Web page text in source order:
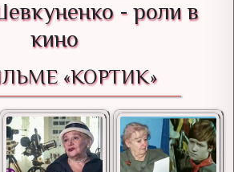
- роли в
кино
«КОРТИК»